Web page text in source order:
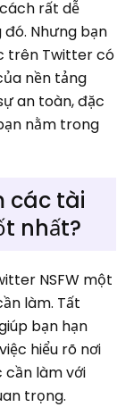
rất dễ
Nhưng bạn
trên Twitter có
nền tảng
an toàn, đặc
nằm trong
các tài
nhất?
NSFW một
làm. Tất
bạn hạn
hiểu rõ nơi
làm với
trọng.